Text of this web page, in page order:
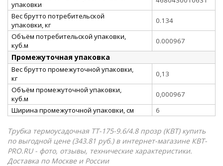
упаковки
Вес брутто потребительской
упаковки, кг
0.134
Объём потребительской упаковки,
куб.м
0.000967
Промежуточная упаковка
Вес брутто промежуточной упаковки,
кг
0,13
Объём промежуточной упаковки,
куб.м
0,000967
Ширина промежуточной упаковки, см
6
Трубка термоусадочная ТТ-175-9.6/4.8 прозр (КВТ) купить
по выгодной цене (343.81 руб.) в интернет-магазине КВТ-
PRO.RU - фото, отзывы, технические характеристики.
Доставка по Москве и России